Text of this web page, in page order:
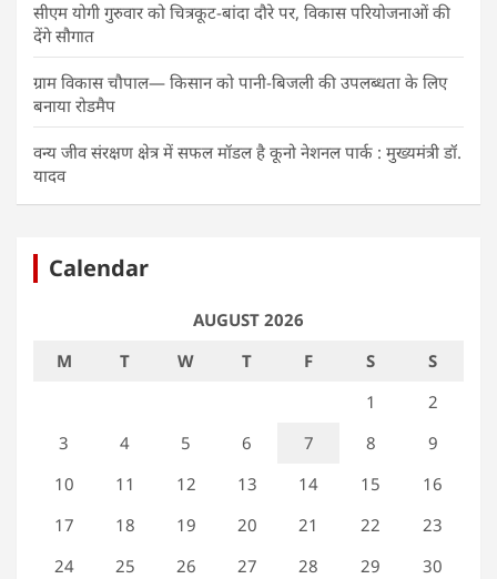
सीएम योगी गुरुवार को चित्रकूट-बांदा दौरे पर, विकास परियोजनाओं की
देंगे सौगात
ग्राम विकास चौपाल— किसान को पानी-बिजली की उपलब्धता के लिए
बनाया रोडमैप
वन्य जीव संरक्षण क्षेत्र में सफल मॉडल है कूनो नेशनल पार्क : मुख्यमंत्री डॉ.
यादव
Calendar
AUGUST 2026
M
T W T F S
S
1
2
3
4 5 6 7 8
9
10
11 12 13 14 15
16
17
18 19 20 21 22
23
24
25 26 27 28 29
30